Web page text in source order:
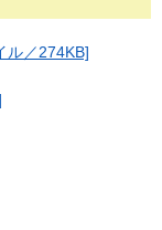
／274KB]